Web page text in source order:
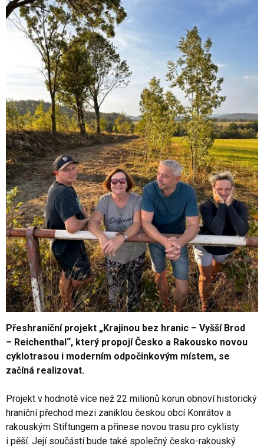
Přeshraniční projekt „Krajinou bez hranic – Vyšší Brod
– Reichenthal“, který propojí Česko a Rakousko novou
cyklotrasou i moderním odpočinkovým místem, se
začíná realizovat.
Projekt v hodnotě více než 22 milionů korun obnoví historický
hraniční přechod mezi zaniklou českou obcí Konrátov a
rakouským Stiftungem a přinese novou trasu pro cyklisty
i pěší. Její součástí bude také společný česko-rakouský